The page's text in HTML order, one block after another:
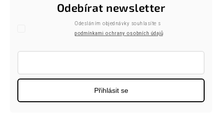
Odebírat newsletter
Odesláním objednávky souhlasíte s
podmínkami ochrany osobních údajů
Přihlásit se